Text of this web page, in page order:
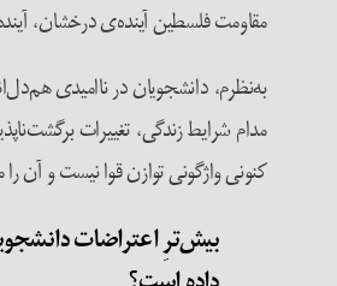
مقاومت فلسطین آینده‌ی درخشان،
به‌نظرم، دانشجویان در ناامیدی
مدام شرایط زندگی، تغییرات
کنونی واژگونی توازن قوا نیست و آن را
بیشترِ اعتراضات